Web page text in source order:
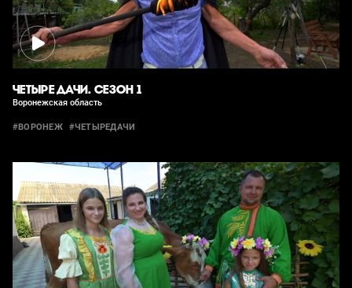
ЧЕТЫРЕ ДАЧИ. СЕЗОН 1
Воронежская область
#ВОРОНЕЖ #ЧЕТЫРЕДАЧИ